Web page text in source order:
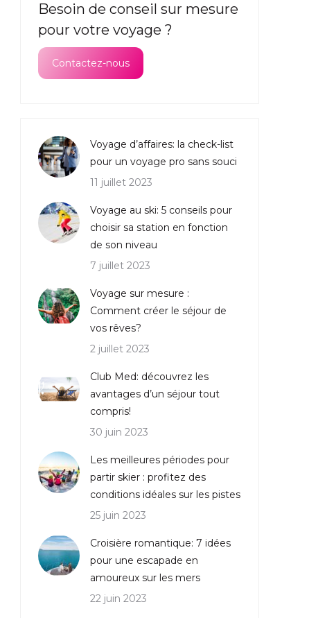
Besoin de conseil sur mesure
pour votre voyage ?
Contactez-nous
Voyage d’affaires: la check-list
pour un voyage pro sans souci
11 juillet 2023
Voyage au ski: 5 conseils pour
choisir sa station en fonction
de son niveau
7 juillet 2023
Voyage sur mesure :
Comment créer le séjour de
vos rêves?
2 juillet 2023
Club Med: découvrez les
avantages d’un séjour tout
compris!
30 juin 2023
Les meilleures périodes pour
partir skier : profitez des
conditions idéales sur les pistes
25 juin 2023
Croisière romantique: 7 idées
pour une escapade en
amoureux sur les mers
22 juin 2023